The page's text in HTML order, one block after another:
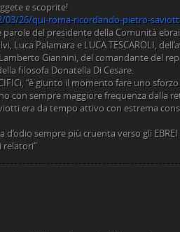
e scoprite!
03/26/qui-roma-ricordando-pietro-
del presidente della Comunità
Luca Palamara e LUCA TESCAROLI,
Giannini, del comandante del
filosofa Donatella Di Cesare.
“è giunto il momento fare uno
con sempre maggiore frequenza dalla
era da tempo attivo con estrema
d’odio sempre più cruenta verso gli EBREI
relatori”